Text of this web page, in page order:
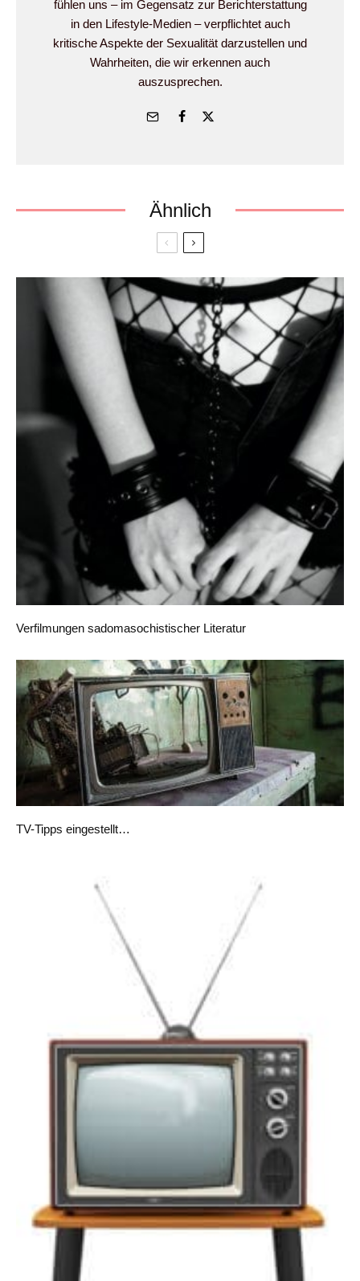
fühlen uns – im Gegensatz zur Berichterstattung
in den Lifestyle-Medien – verpflichtet auch
kritische Aspekte der Sexualität darzustellen und
Wahrheiten, die wir erkennen auch
auszusprechen.
Ähnlich
Verfilmungen sadomasochistischer Literatur
TV-Tipps eingestellt…